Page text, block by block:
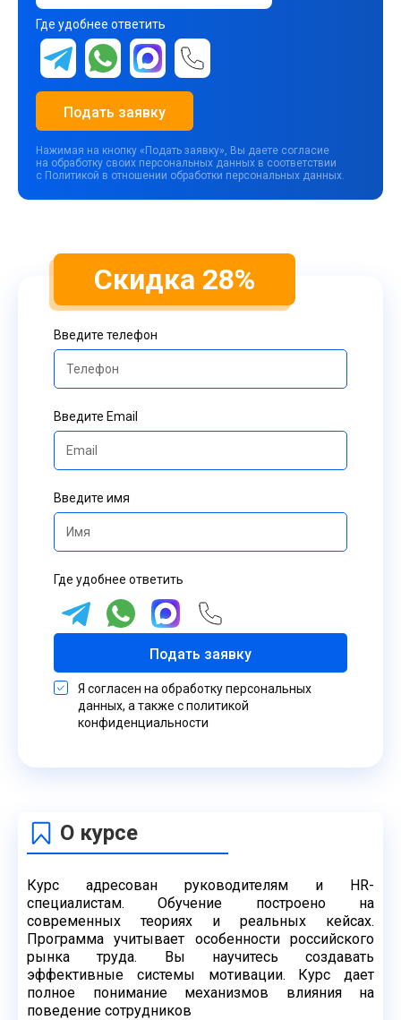
Где удобнее ответить
Подать заявку
Нажимая на кнопку «Подать заявку», Вы даете согласие
на обработку своих персональных данных в соответствии
с Политикой в отношении обработки персональных данных.
Скидка 28%
Введите телефон
Введите Email
Введите имя
Где удобнее ответить
Подать заявку
Я согласен на обработку персональных
данных, а также с политикой
конфиденциальности
О курсе
Курс адресован руководителям и HR-
специалистам. Обучение построено на
современныхтеориях и реальных кейсах.
Программа учитывает особенности российского
рынка труда. Вы научитесь создавать
эффективные системы мотивации. Курс дает
полное понимание механизмов влияния на
поведение сотрудников